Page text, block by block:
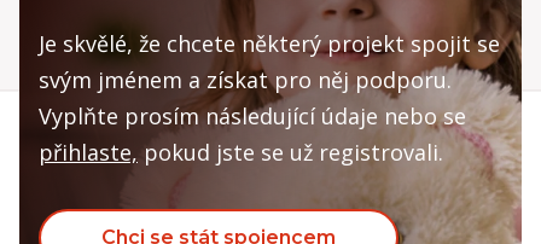
Je skvělé, že chcete některý projekt spojit se
svým jménem a získat pro něj podporu.
Vyplňte prosím následující údaje nebo se
přihlaste, pokud jste se už registrovali.
Chci se stát spojencem